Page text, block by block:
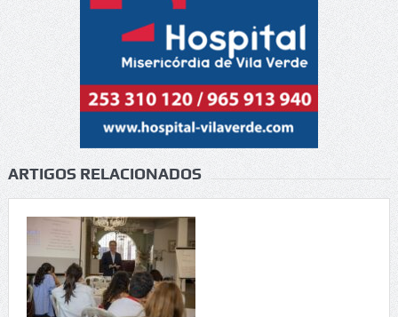
ARTIGOS RELACIONADOS